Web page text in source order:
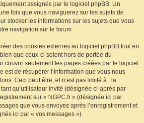
assignés par le logiciel phpBB. Un
fois que vous naviguerez sur les sujets de
stocker les informations sur les sujets que vous
navigation sur le forum.
des cookies externes au logiciel phpBB tout en
que ceux-ci soient hors de portée du
couvrir seulement les pages créées par le logiciel
est de récupérer l’information que vous nous
Ceci peut être, et n’est pas limité à : la
qu’utilisateur invité (désignée ci-après par
sur « NGPC.fr » (désignée ici par
que vous envoyez après l’enregistrement et
ici par « vos messages »).